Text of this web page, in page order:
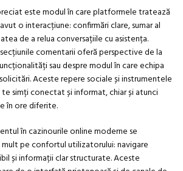
este modul în care platformele tratează
o interacțiune: confirmări clare, sumar al
de a relua conversațiile cu asistența.
comentarii oferă perspective de la
sau despre modul în care echipa
Aceste repere sociale și instrumentele
simți conectat și informat, chiar și atunci
în ore diferite.
în cazinourile online moderne se
pe confortul utilizatorului: navigare
și informații clar structurate. Aceste